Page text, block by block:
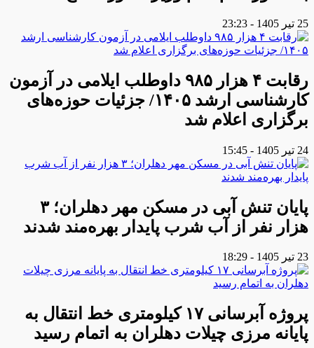
25 تیر 1405 - 23:23
رقابت ۴ هزار ۹۸۵ داوطلب ایلامی در آزمون
کارشناسی ارشد ۱۴۰۵/ جزئیات حوزه‌های
برگزاری اعلام شد
24 تیر 1405 - 15:45
پایان تنش آبی در مسکن مهر دهلران؛ ۳
هزار نفر از آب شرب پایدار بهره‌مند شدند
23 تیر 1405 - 18:29
پروژه آبرسانی ۱۷ کیلومتری خط انتقال به
پایانه مرزی چیلات دهلران به اتمام رسید